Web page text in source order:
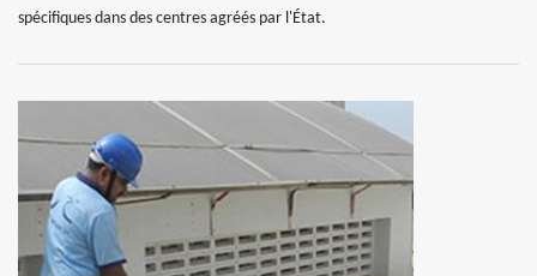
spécifiques dans des centres agréés par l'État.